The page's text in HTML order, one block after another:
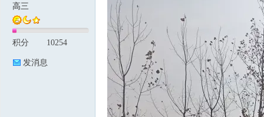
高三
积分 10254
发消息